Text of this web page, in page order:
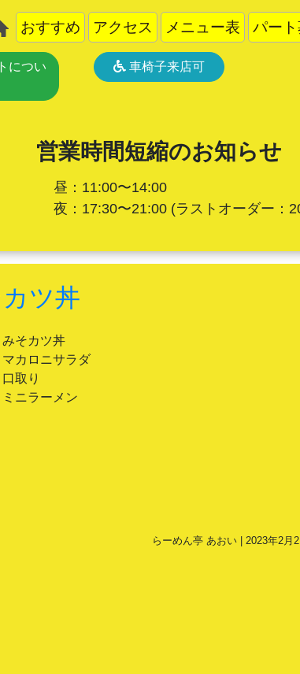
おすすめ アクセス メニュー表 パー
につい
車椅子来店可
営業時間短縮のお知らせ
昼：11:00〜14:00
夜：17:30〜21:00(ラストオーダー：
ツ丼
みそカツ丼
マカロニサラダ
口取り
ミニラーメン
らーめん亭 あおい | 2023年2月